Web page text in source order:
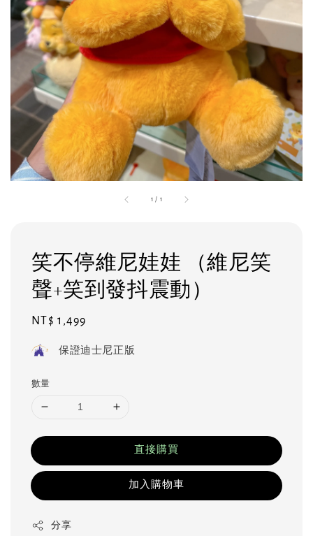
1 / 1
笑不停維尼娃娃 （維尼笑
聲+笑到發抖震動）
Regular
NT$ 1,499
保證迪士尼正版
數量
直接購買
加入購物車
分享